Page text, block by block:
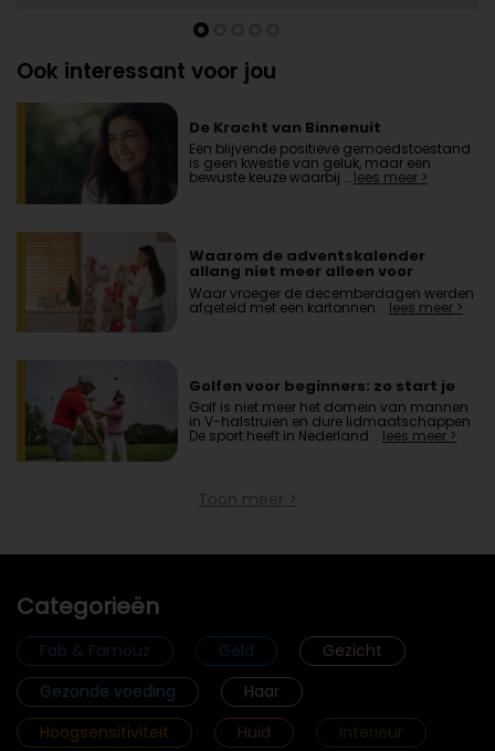
Ook interessant voor jou
De Kracht van Binnenuit
Een blijvende positieve gemoedstoestand
is geen kwestie van geluk, maar een
bewuste keuze waarbij … lees meer >
Waarom de adventskalender
allang niet meer alleen voor
kinderen is
Waar vroeger de decemberdagen werden
afgeteld met een kartonnen … lees meer >
Golfen voor beginners: zo start je
Golf is niet meer het domein van mannen
in V-halstruien en dure lidmaatschappen.
De sport heeft in Nederland … lees meer >
Toon meer >
Categorieën
Fab & Famouz Geld
Gezicht
Gezonde voeding
Haar
Hoogsensitiviteit
Huid
Interieur